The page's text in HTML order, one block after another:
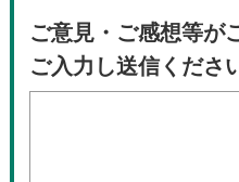
ご意見・ご感想等が
ご入力し送信くださ